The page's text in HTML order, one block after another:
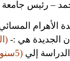
– رئيس
الجديدة هي :-
إلي (5سنوات)